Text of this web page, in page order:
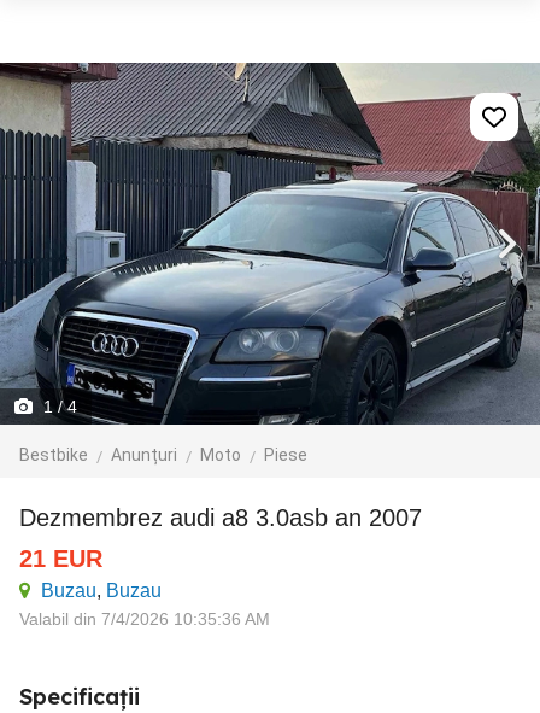
1 / 4
Bestbike Anunțuri Moto Piese
dezmembrez audi a8 3.0asb an 2007
21 EUR
Buzau, Buzau
Valabil din 7/4/2026 10:35:36 AM
Specificații